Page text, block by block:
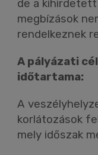
de a
megbízások
rendelkeznek
A pályázati
időtartama:
A
korlátozások
mely időszak